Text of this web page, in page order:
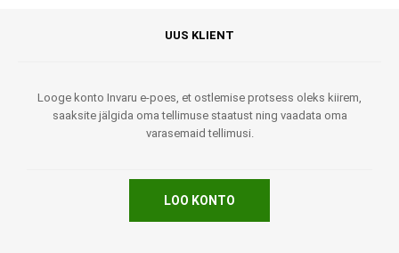
UUS KLIENT
Looge konto Invaru e-poes, et ostlemise protsess oleks kiirem,
saaksite jälgida oma tellimuse staatust ning vaadata oma
varasemaid tellimusi.
LOO KONTO